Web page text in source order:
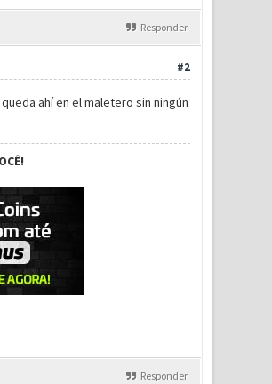
Responder
#2
ahí en el maletero sin ningún
Responder